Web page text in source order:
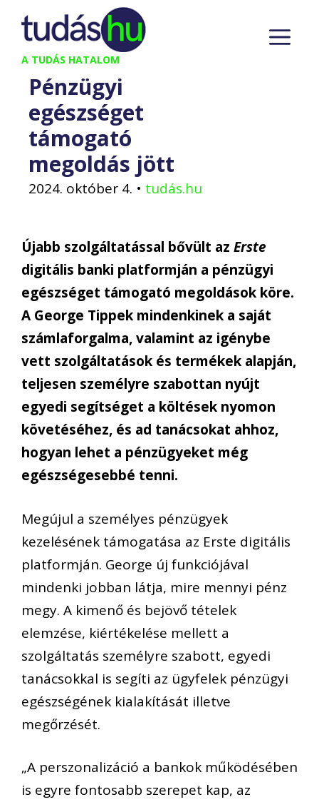
Kilépés
tartalomba
A TUDÁS HATALOM
Pénzügyi
egészséget
támogató
megoldás jött
2024. október 4. • tudás.hu
Újabb szolgáltatással bővült az Erste
digitális banki platformján a pénzügyi
egészséget támogató megoldások köre.
A George Tippek mindenkinek a saját
számlaforgalma, valamint az igénybe
vett szolgáltatások és termékek alapján,
teljesen személyre szabottan nyújt
egyedi segítséget a költések nyomon
követéséhez, és ad tanácsokat ahhoz,
hogyan lehet a pénzügyeket még
egészségesebbé tenni.
Megújul a személyes pénzügyek
kezelésének támogatása az Erste digitális
platformján. George új funkciójával
mindenki jobban látja, mire mennyi pénz
megy. A kimenő és bejövő tételek
elemzése, kiértékelése mellett a
szolgáltatás személyre szabott, egyedi
tanácsokkal is segíti az ügyfelek pénzügyi
egészségének kialakítását illetve
megőrzését.
„A perszonalizáció a bankok működésében
is egyre fontosabb szerepet kap, az